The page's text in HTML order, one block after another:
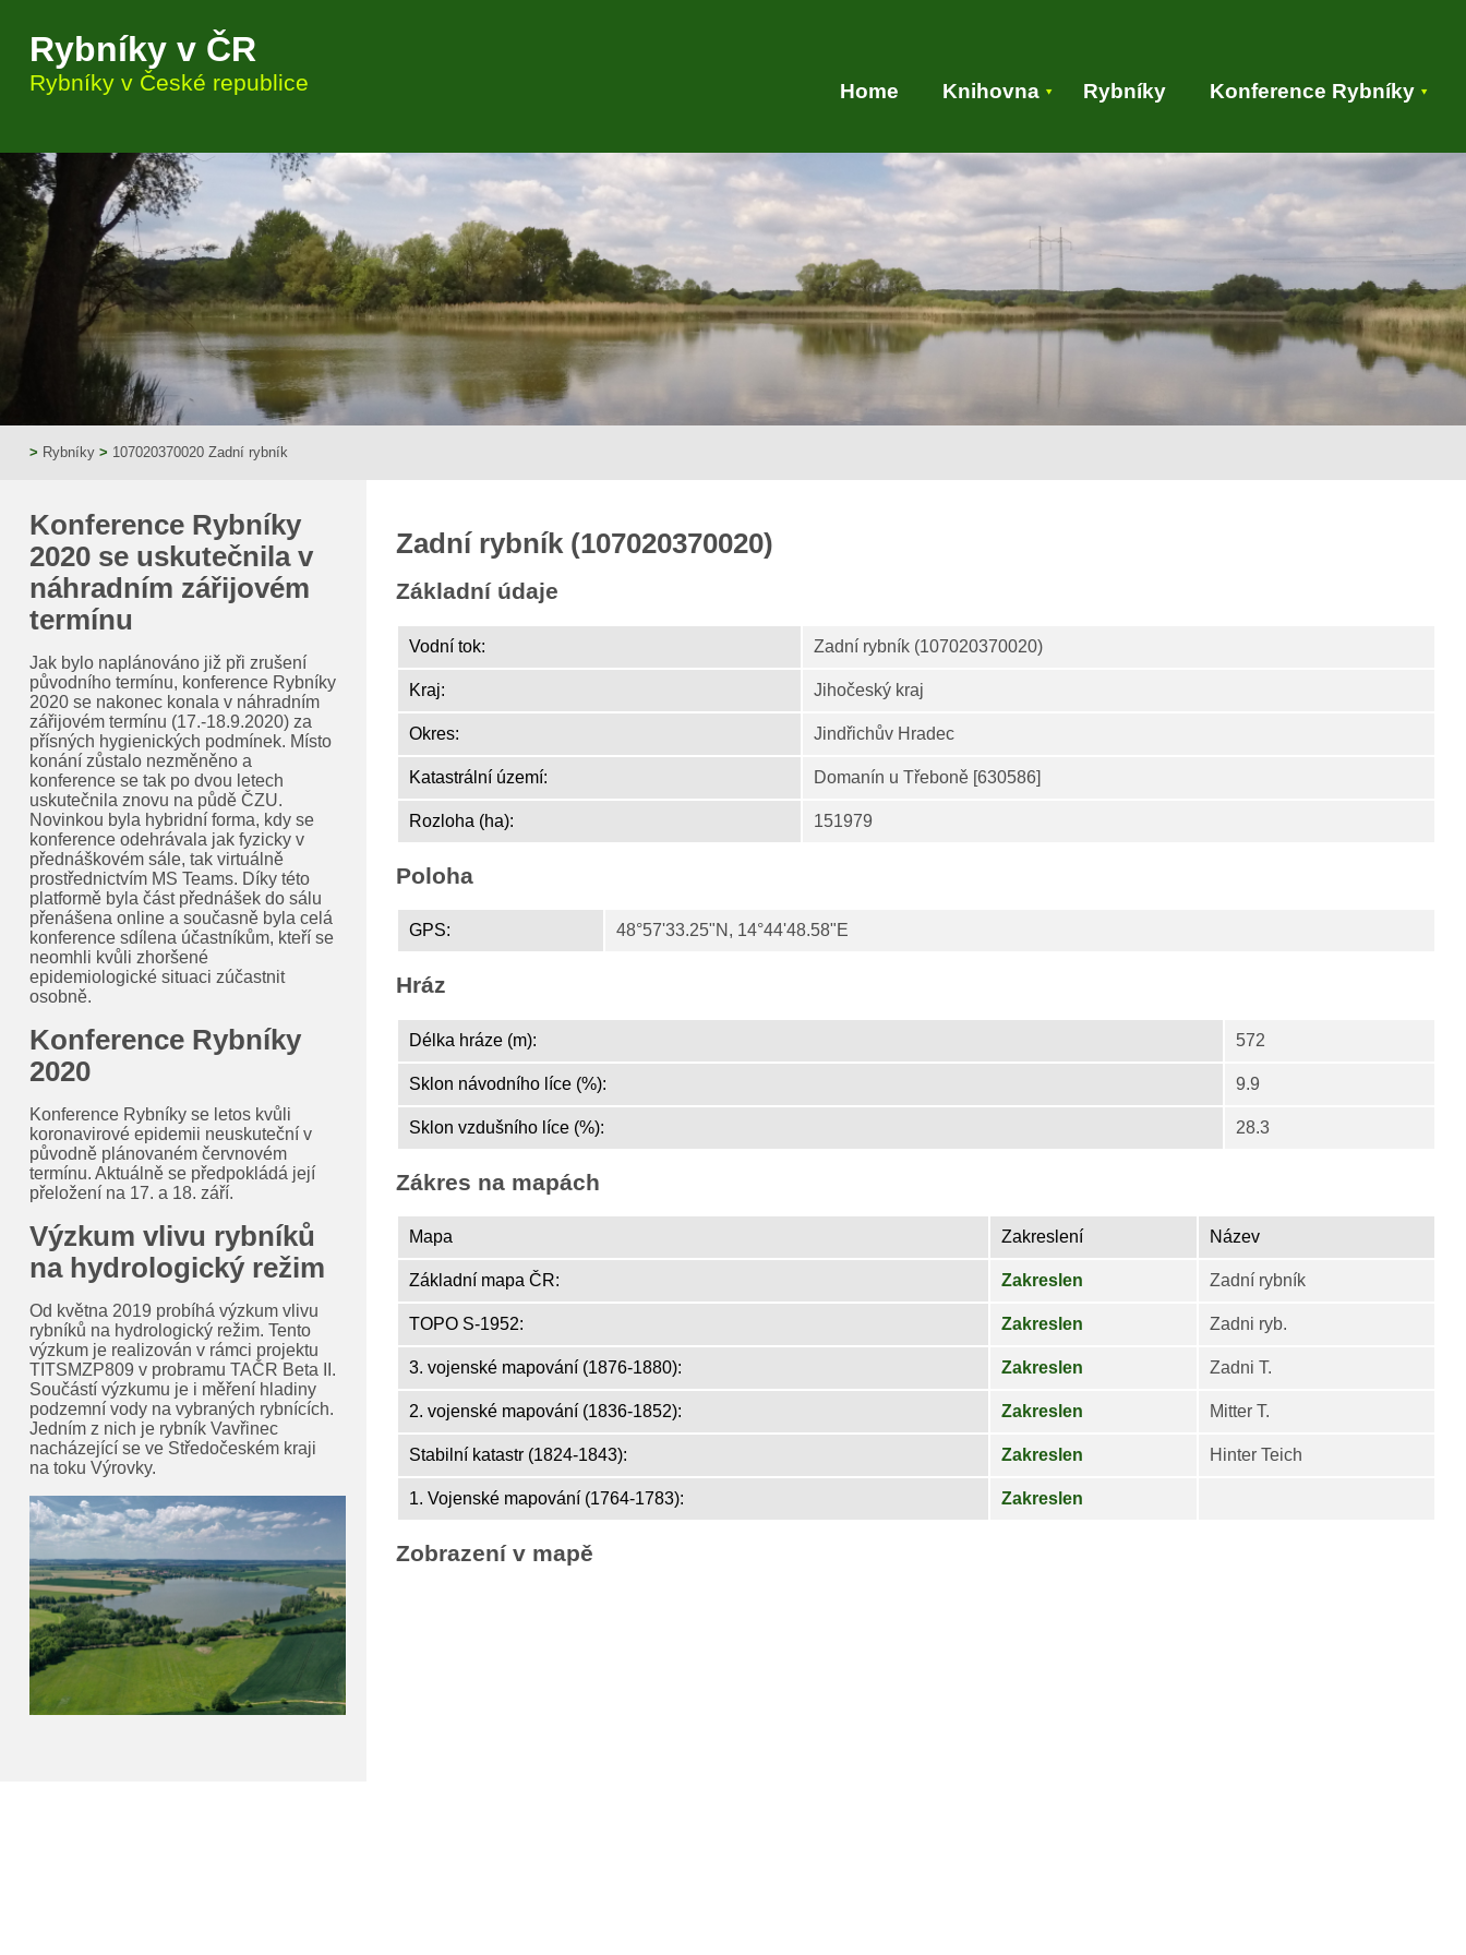
Rybníky v ČR
Rybníky v České republice Home Knihovna Rybníky Konference Rybníky
> Rybníky> 107020370020 Zadní rybník
Konference Rybníky
2020 se uskutečnila v
náhradním zářijovém
termínu
Jak bylo naplánováno již při zrušení
původního termínu, konference Rybníky
2020 se nakonec konala v náhradním
zářijovém termínu (17.-18.9.2020) za
přísných hygienických podmínek. Místo
konání zůstalo nezměněno a
konference se tak po dvou letech
uskutečnila znovu na půdě ČZU.
Novinkou byla hybridní forma, kdy se
konference odehrávala jak fyzicky v
přednáškovém sále, tak virtuálně
prostřednictvím MS Teams. Díky této
platformě byla část přednášek do sálu
přenášena online a současně byla celá
konference sdílena účastníkům, kteří se
neomhli kvůli zhoršené
epidemiologické situaci zúčastnit
osobně.
Konference Rybníky
2020
Konference Rybníky se letos kvůli
koronavirové epidemii neuskuteční v
původně plánovaném červnovém
termínu. Aktuálně se předpokládá její
přeložení na 17. a 18. září.
Výzkum vlivu rybníků
na hydrologický režim
Od května 2019 probíhá výzkum vlivu
rybníků na hydrologický režim. Tento
výzkum je realizován v rámci projektu
TITSMZP809 v probramu TAČR Beta II.
Součástí výzkumu je i měření hladiny
podzemní vody na vybraných rybnících.
Jedním z nich je rybník Vavřinec
nacházející se ve Středočeském kraji
na toku Výrovky.
Zadní rybník (107020370020)
Základní údaje
Vodní tok: Zadní rybník (107020370020)
Kraj: Jihočeský kraj
Okres: Jindřichův Hradec
Katastrální území: Domanín u Třeboně [630586]
Rozloha (ha): 151979
Poloha
GPS: 48°57'33.25"N, 14°44'48.58"E
Hráz
Délka hráze (m): 572
Sklon návodního líce (%): 9.9
Sklon vzdušního líce (%): 28.3
Zákres na mapách
Mapa Zakreslení Název
Základní mapa ČR: Zakreslen Zadní rybník
TOPO S-1952: Zakreslen Zadni ryb.
3. vojenské mapování (1876-1880): Zakreslen Zadni T.
2. vojenské mapování (1836-1852): Zakreslen Mitter T.
Stabilní katastr (1824-1843): Zakreslen Hinter Teich
1. Vojenské mapování (1764-1783): Zakreslen
Zobrazení v mapě